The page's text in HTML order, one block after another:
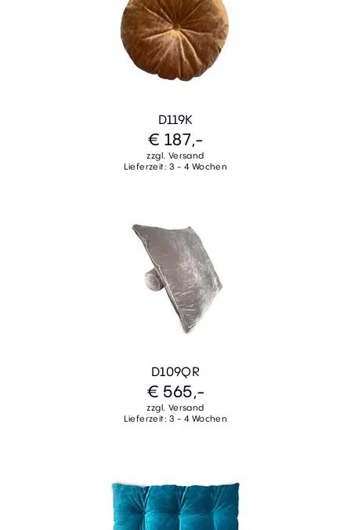
D119K
€ 187,-
zzgl. Versand
Lieferzeit: 3 - 4 Wochen
D109QR
€ 565,-
zzgl. Versand
Lieferzeit: 3 - 4 Wochen